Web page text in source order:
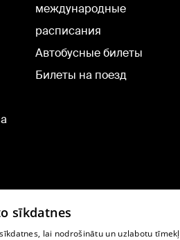
международные
расписания
Автобусные билеты
Билеты на поезд
sīkdatnes
lai nodrošinātu un uzlabotu